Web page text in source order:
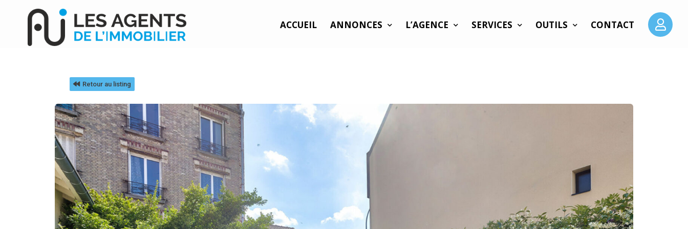
ACCUEIL ANNONCES L’AGENCE SERVICES OUTILS CONTACT
Retour au listing